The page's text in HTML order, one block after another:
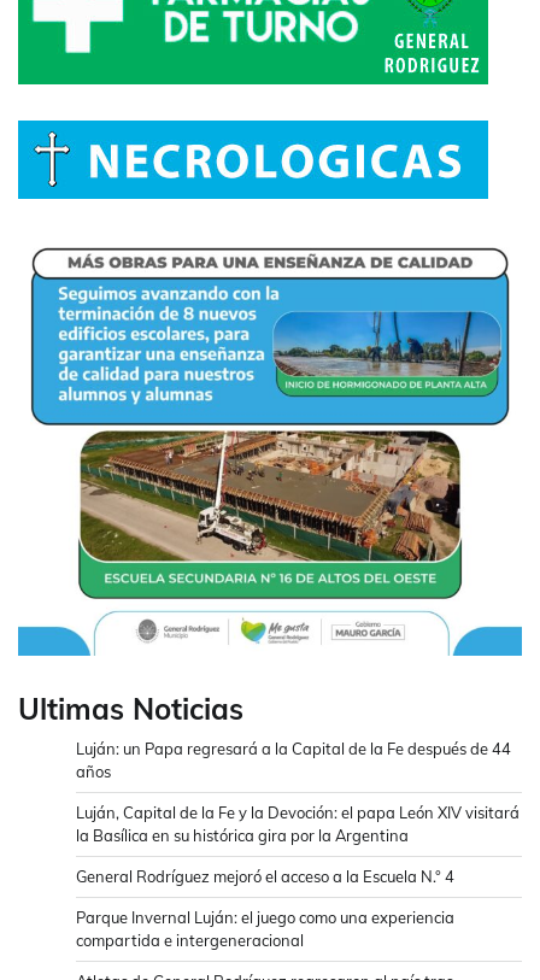
Ultimas Noticias
Luján: un Papa regresará a la Capital de la Fe después de 44
años
Luján, Capital de la Fe y la Devoción: el papa León XIV visitará
la Basílica en su histórica gira por la Argentina
General Rodríguez mejoró el acceso a la Escuela N.° 4
Parque Invernal Luján: el juego como una experiencia
compartida e intergeneracional